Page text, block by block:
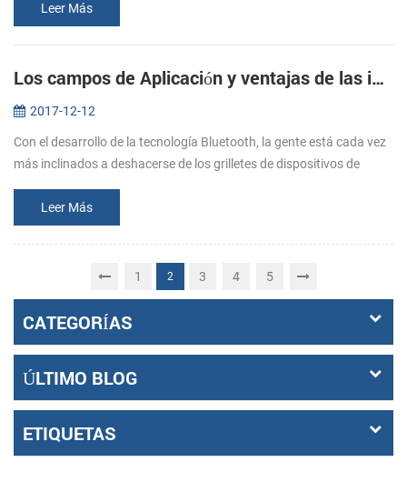
internacionales relativa...
Leer Más
Los campos de Aplicación y ventajas de las impresoras Bluetooth
2017-12-12
Con el desarrollo de la tecnología Bluetooth, la gente está cada vez
más inclinados a deshacerse de los grilletes de dispositivos de
volumen,...
Leer Más
1 2 3 4 5
CATEGORÍAS
ÚLTIMO BLOG
ETIQUETAS